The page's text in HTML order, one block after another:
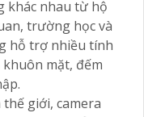
khác nhau từ hộ
trường học và
hỗ trợ nhiều tính
mặt, đếm
giới, camera